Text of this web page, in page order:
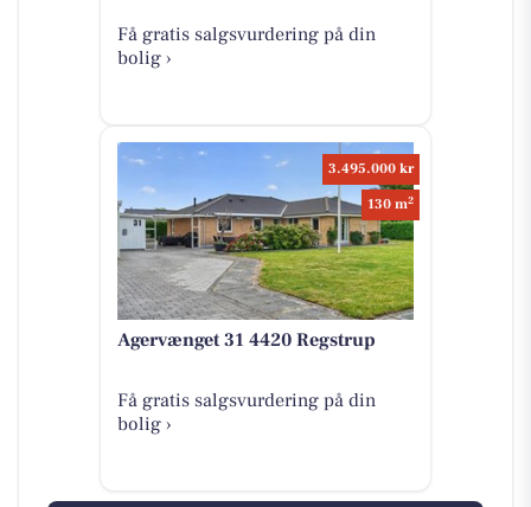
Få gratis salgsvurdering på din
bolig ›
3.495.000 kr
130 m2
Agervænget 31 4420 Regstrup
Få gratis salgsvurdering på din
bolig ›